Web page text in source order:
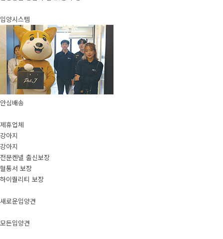
입양시스템
안심배송
제휴업체
강아지
강아지
전문켄넬 출신보장
혈통서 보장
하이퀄리티 보장
새로운입양견
모든입양견